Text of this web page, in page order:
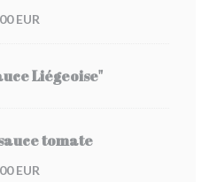
EUR
Liégeoise"
tomate
EUR